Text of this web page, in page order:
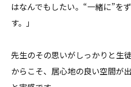
はなんでもしたい。“一緒に”を
す。」
先生のその思いがしっかりと生
からこそ、居心地の良い空間が